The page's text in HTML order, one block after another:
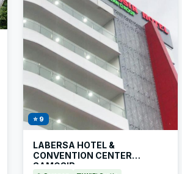
⭐ 9
LABERSA HOTEL &
CONVENTION CENTER
SAMOSIR